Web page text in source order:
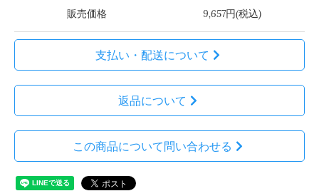
販売価格 9,657円(税込)
支払い・配送について
返品について
この商品について問い合わせる